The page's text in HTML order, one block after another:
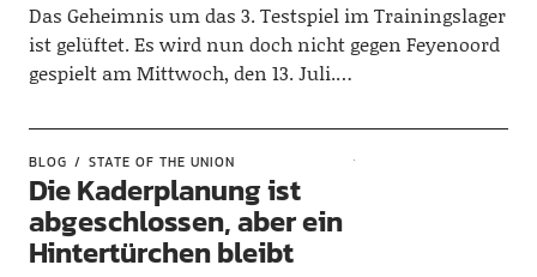
Das Geheimnis um das 3. Testspiel im Trainingslager
ist gelüftet. Es wird nun doch nicht gegen Feyenoord
gespielt am Mittwoch, den 13. Juli.…
BLOG STATE OF THE UNION
Die Kaderplanung ist
abgeschlossen, aber ein
Hintertürchen bleibt